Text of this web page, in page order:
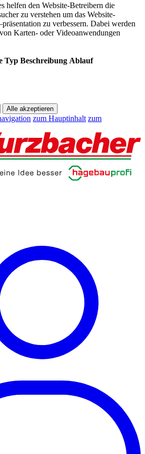
helfen den Website-Betreibern die
zu verstehen um das Website-
zu verbessern. Dabei werden
Karten- oder Videoanwendungen
Typ Beschreibung Ablauf
Alle akzeptieren
zum Hauptinhalt zum